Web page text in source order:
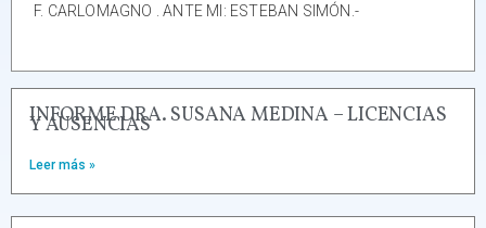
F. CARLOMAGNO . ANTE MI: ESTEBAN SIMÓN.-
INFORME DRA. SUSANA MEDINA – LICENCIAS
Y AUSENCIAS
Leer más »